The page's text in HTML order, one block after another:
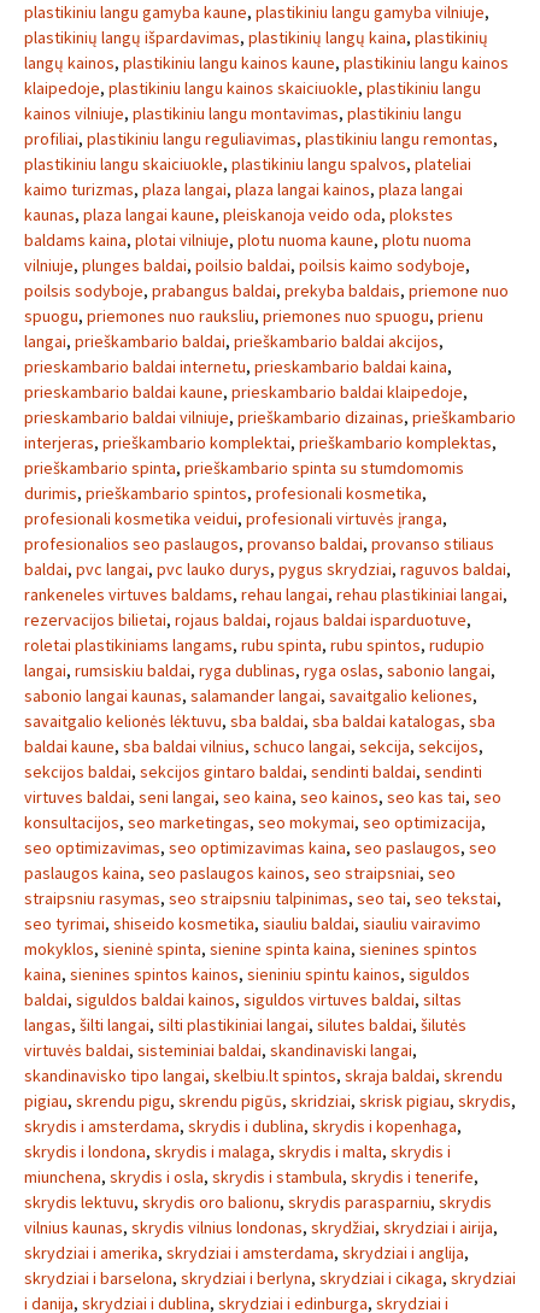
plastikiniu langu gamyba kaune, plastikiniu langu gamyba vilniuje,
plastikinių langų išpardavimas, plastikinių langų kaina, plastikinių
langų kainos, plastikiniu langu kainos kaune, plastikiniu langu kainos
klaipedoje, plastikiniu langu kainos skaiciuokle, plastikiniu langu
kainos vilniuje, plastikiniu langu montavimas, plastikiniu langu
profiliai, plastikiniu langu reguliavimas, plastikiniu langu remontas,
plastikiniu langu skaiciuokle, plastikiniu langu spalvos, plateliai
kaimo turizmas, plaza langai, plaza langai kainos, plaza langai
kaunas, plaza langai kaune, pleiskanoja veido oda, plokstes
baldams kaina, plotai vilniuje, plotu nuoma kaune, plotu nuoma
vilniuje, plunges baldai, poilsio baldai, poilsis kaimo sodyboje,
poilsis sodyboje, prabangus baldai, prekyba baldais, priemone nuo
spuogu, priemones nuo rauksliu, priemones nuo spuogu, prienu
langai, prieškambario baldai, prieškambario baldai akcijos,
prieskambario baldai internetu, prieskambario baldai kaina,
prieskambario baldai kaune, prieskambario baldai klaipedoje,
prieskambario baldai vilniuje, prieškambario dizainas, prieškambario
interjeras, prieškambario komplektai, prieškambario komplektas,
prieškambario spinta, prieškambario spinta su stumdomomis
durimis, prieškambario spintos, profesionali kosmetika,
profesionali kosmetika veidui, profesionali virtuvės įranga,
profesionalios seo paslaugos, provanso baldai, provanso stiliaus
baldai, pvc langai, pvc lauko durys, pygus skrydziai, raguvos baldai,
rankeneles virtuves baldams, rehau langai, rehau plastikiniai langai,
rezervacijos bilietai, rojaus baldai, rojaus baldai isparduotuve,
roletai plastikiniams langams, rubu spinta, rubu spintos, rudupio
langai, rumsiskiu baldai, ryga dublinas, ryga oslas, sabonio langai,
sabonio langai kaunas, salamander langai, savaitgalio keliones,
savaitgalio kelionės lėktuvu, sba baldai, sba baldai katalogas, sba
baldai kaune, sba baldai vilnius, schuco langai, sekcija, sekcijos,
sekcijos baldai, sekcijos gintaro baldai, sendinti baldai, sendinti
virtuves baldai, seni langai, seo kaina, seo kainos, seo kas tai, seo
konsultacijos, seo marketingas, seo mokymai, seo optimizacija,
seo optimizavimas, seo optimizavimas kaina, seo paslaugos, seo
paslaugos kaina, seo paslaugos kainos, seo straipsniai, seo
straipsniu rasymas, seo straipsniu talpinimas, seo tai, seo tekstai,
seo tyrimai, shiseido kosmetika, siauliu baldai, siauliu vairavimo
mokyklos, sieninė spinta, sienine spinta kaina, sienines spintos
kaina, sienines spintos kainos, sieniniu spintu kainos, siguldos
baldai, siguldos baldai kainos, siguldos virtuves baldai, siltas
langas, šilti langai, silti plastikiniai langai, silutes baldai, šilutės
virtuvės baldai, sisteminiai baldai, skandinaviski langai,
skandinavisko tipo langai, skelbiu.lt spintos, skraja baldai, skrendu
pigiau, skrendu pigu, skrendu pigūs, skridziai, skrisk pigiau, skrydis,
skrydis i amsterdama, skrydis i dublina, skrydis i kopenhaga,
skrydis i londona, skrydis i malaga, skrydis i malta, skrydis i
miunchena, skrydis i osla, skrydis i stambula, skrydis i tenerife,
skrydis lektuvu, skrydis oro balionu, skrydis parasparniu, skrydis
vilnius kaunas, skrydis vilnius londonas, skrydžiai, skrydziai i airija,
skrydziai i amerika, skrydziai i amsterdama, skrydziai i anglija,
skrydziai i barselona, skrydziai i berlyna, skrydziai i cikaga, skrydziai
i danija, skrydziai i dublina, skrydziai i edinburga, skrydziai i